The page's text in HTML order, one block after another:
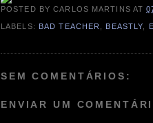
POSTED BYCARLOS MARTINS AT
LABELS: BAD TEACHER BEASTLY
SEM COMENTÁRIOS:
ENVIAR UM